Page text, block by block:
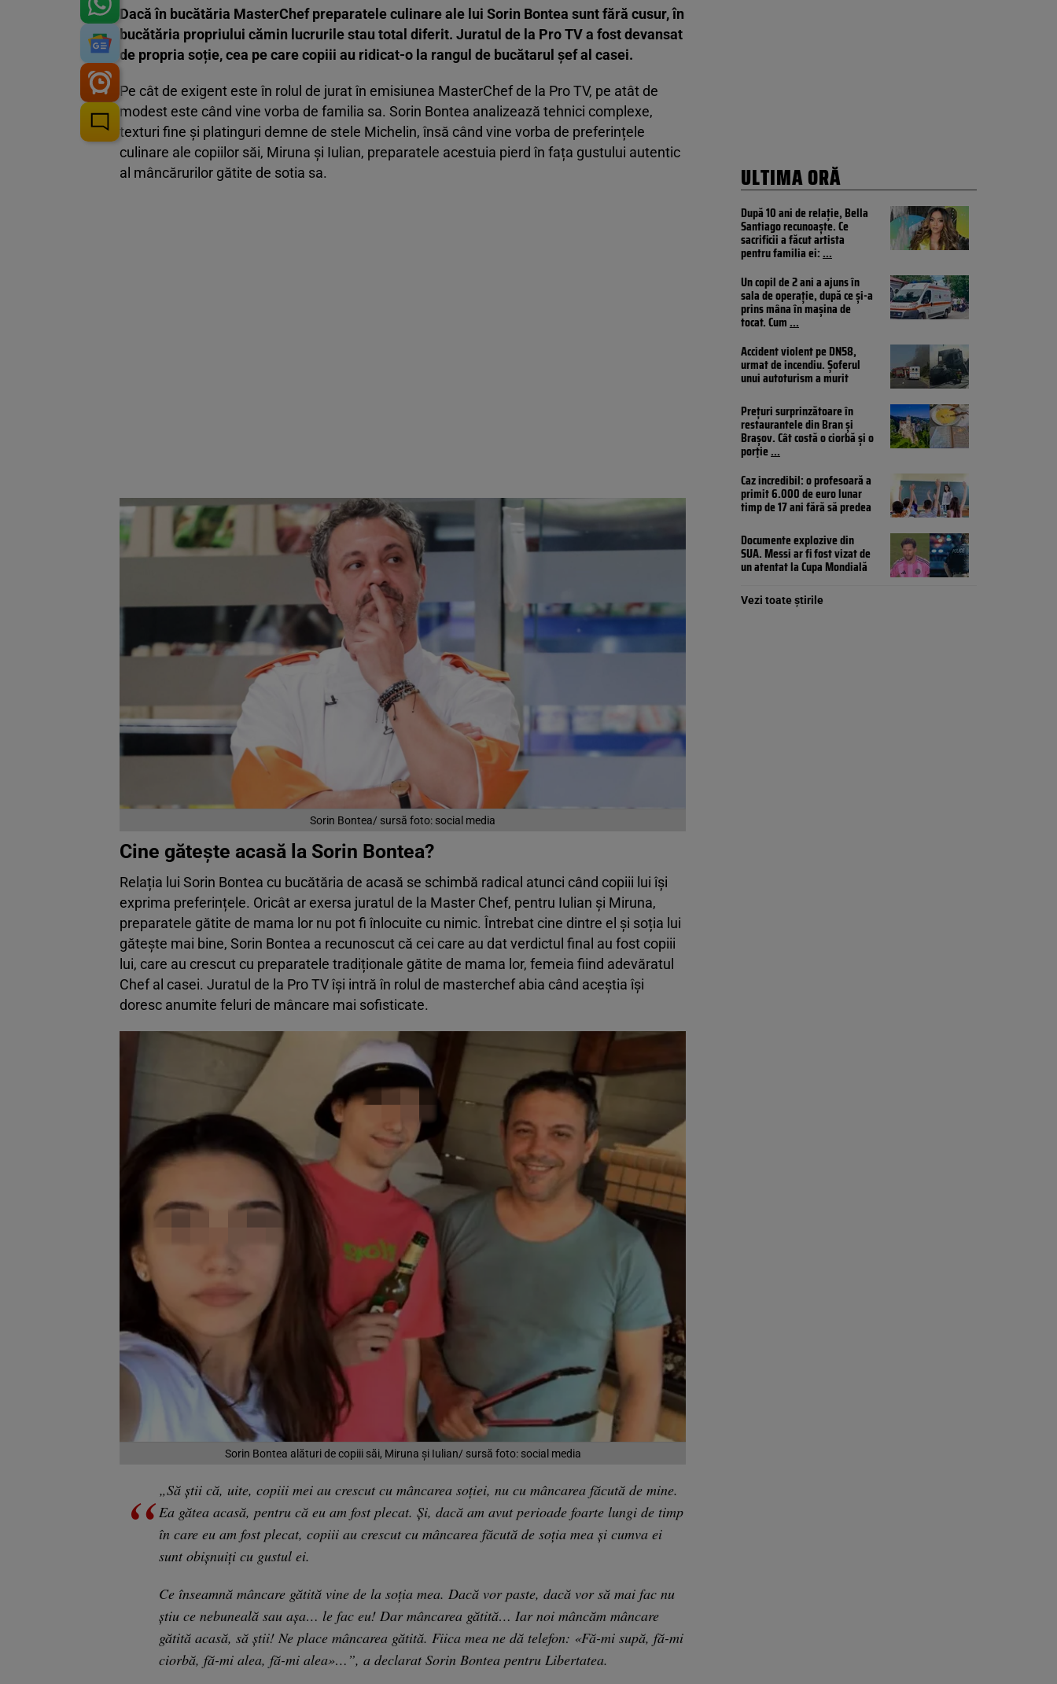
Dacă în bucătăria MasterChef preparatele culinare ale lui Sorin Bontea sunt fără cusur, în
bucătăria propriului cămin lucrurile stau total diferit. Juratul de la Pro TV a fost devansat
de propria soție, cea pe care copiii au ridicat-o la rangul de bucătarul șef al casei.
Pe cât de exigent este în rolul de jurat în emisiunea MasterChef de la Pro TV, pe atât de
modest este când vine vorba de familia sa. Sorin Bontea analizează tehnici complexe,
texturi fine și platinguri demne de stele Michelin, însă când vine vorba de preferințele
culinare ale copiilor săi, Miruna și Iulian, preparatele acestuia pierd în fața gustului autentic
al mâncărurilor gătite de sotia sa.
Sorin Bontea/ sursă foto: social media
Cine gătește acasă la Sorin Bontea?
Relația lui Sorin Bontea cu bucătăria de acasă se schimbă radical atunci când copiii lui își
exprima preferințele. Oricât ar exersa juratul de la Master Chef, pentru Iulian și Miruna,
preparatele gătite de mama lor nu pot fi înlocuite cu nimic. Întrebat cine dintre el și soția lui
gătește mai bine, Sorin Bontea a recunoscut că cei care au dat verdictul final au fost copiii
lui, care au crescut cu preparatele tradiționale gătite de mama lor, femeia fiind adevăratul
Chef al casei. Juratul de la Pro TV își intră în rolul de masterchef abia când aceștia își
doresc anumite feluri de mâncare mai sofisticate.
Sorin Bontea alături de copiii săi, Miruna și Iulian/ sursă foto: social media
„Să știi că, uite, copiii mei au crescut cu mâncarea soției, nu cu mâncarea făcută de mine.
Ea gătea acasă, pentru că eu am fost plecat. Și, dacă am avut perioade foarte lungi de timp
în care eu am fost plecat, copiii au crescut cu mâncarea făcută de soția mea și cumva ei
sunt obișnuiți cu gustul ei.
Ce înseamnă mâncare gătită vine de la soția mea. Dacă vor paste, dacă vor să mai fac nu
știu ce nebuneală sau așa… le fac eu! Dar mâncarea gătită… Iar noi mâncăm mâncare
gătită acasă, să știi! Ne place mâncarea gătită. Fiica mea ne dă telefon: «Fă-mi supă, fă-mi
ciorbă, fă-mi alea, fă-mi alea»…”, a declarat Sorin Bontea pentru Libertatea.
ULTIMA ORĂ
După 10 ani de relație, Bella
Santiago recunoaște. Ce
sacrificii a făcut artista
pentru familia ei:...
Un copil de 2 ani a ajuns în
sala de operație, după ce și-a
prins mâna în mașina de
tocat. Cum...
Accident violent pe DN58,
urmat de incendiu. Șoferul
unui autoturism a murit
Prețuri surprinzătoare în
restaurantele din Bran și
Brașov. Cât costă o ciorbă și o
porție...
Caz incredibil: o profesoară a
primit 6.000 de euro lunar
timp de 17 ani fără să predea
Documente explozive din
SUA. Messi ar fi fost vizat de
un atentat la Cupa Mondială
Vezi toate știrile